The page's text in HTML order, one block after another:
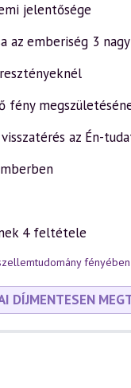
jelentősége
az emberiség 3
fény
az Én-
4 feltétele
fényében
DÍJMENTESEN